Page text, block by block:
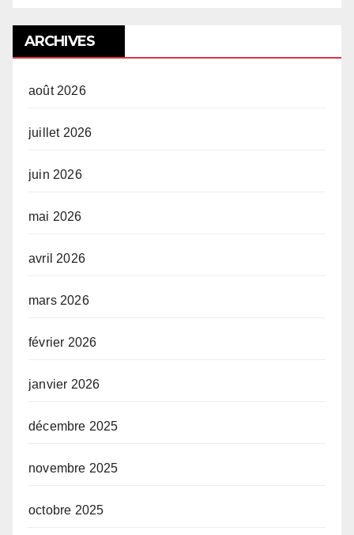
ARCHIVES
août 2026
juillet 2026
juin 2026
mai 2026
avril 2026
mars 2026
février 2026
janvier 2026
décembre 2025
novembre 2025
octobre 2025